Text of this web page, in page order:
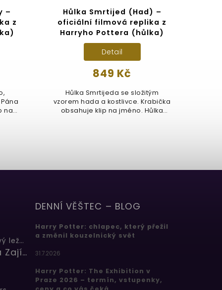
–
z
na
Hůlka Smrtijed (Had) –
oficiální filmová replika z
Harryho Pottera (hůlka)
849 Kč
Detail
Hůlka Smrtijeda se složitým
vzorem hada a kostlivce. Krabička
obsahuje klip na jméno. Hůlka
Butterbeer: Máslový ležák
Barbora Zajícová
DENNÍ VĚŠTEC – BLOG
Harry Potter: chlapec, který přežil
a změnil kouzelnický svět
31.7.2026
Harry Potter: The Exhibition v
Praze 2026 – termín, vstupenky,